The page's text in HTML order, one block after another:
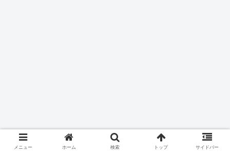
メニュー ホーム 検索 トップ サイドバー